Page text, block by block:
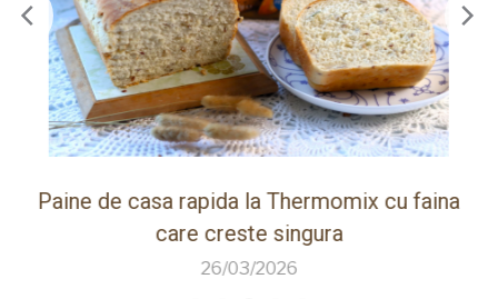
Paine de casa rapida la Thermomix cu faina
care creste singura
26/03/2026